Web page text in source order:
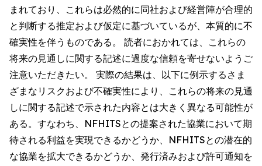
まれており、これらは必然的に同社および経営陣が合理的
と判断する推定および仮定に基づいているが、本質的に不
確実性を伴うものである。 読者におかれては、これらの
将来の見通しに関する記述に過度な信頼を寄せないようご
注意いただきたい。 実際の結果は、以下に例示するさま
ざまなリスクおよび不確実性により、これらの将来の見通
しに関する記述で示された内容とは大きく異なる可能性が
ある。すなわち、NFHITSとの提案された協業において期
待される利益を実現できるかどうか、NFHITSとの潜在的
な協業を拡大できるかどうか、発行済みおよび許可通知を